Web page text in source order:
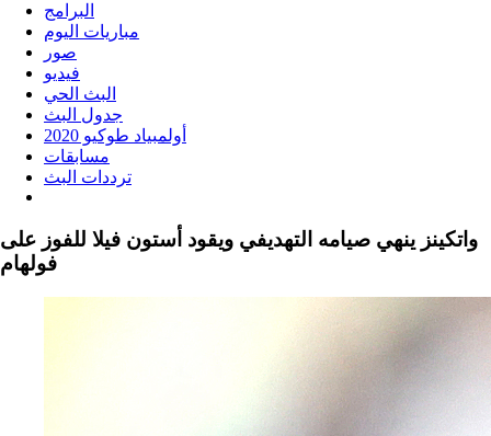
البرامج
مباريات اليوم
صور
فيديو
البث الحي
جدول البث
أولمبياد طوكيو 2020
مسابقات
ترددات البث
واتكينز ينهي صيامه التهديفي ويقود أستون فيلا للفوز على
فولهام